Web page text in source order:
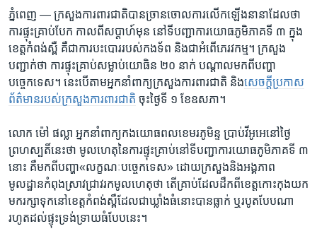
ស្វែង​ភ្នំពេញ — ក្រសួង​ការពារ​ជាតិ​បាន​ច្រាន​ចោល​ការ​លើក​ឡើង​នានា​ដែល​ថា​
ការ​ផ្ទុះ​គ្រាប់​បែក ​កាល​ពី​សប្តាហ៍​មុន​ នៅទី​បញ្ជាការ​យោធ​ភូមិភាគ​ទី ៣ ​ក្នុង​
ខេត្ត​កំពង់ស្ពឺ ​គឺ​ជា​ការ​បះបោរ​របស់​កងទ័ព ​និង​ជា​អំពើ​ភេរវ​កម្ម។ ​ក្រសួង​
បញ្ជាក់​ថា​ ការ​ផ្ទុះ​គ្រាប់​សម្លាប់​យោធិន​ ២០​ នាក់ ​បណ្តាល​មក​ពី​បញ្ហា​
បច្ចេកទេស។ ​នេះ​បើ​តាម​អ្នក​នាំពាក្យ​ក្រសួង​ការពារ​ជាតិ ​និង​សេចក្តី​ប្រកាស​
ព័ត៌មាន​របស់​ក្រសួង​ការពារ​ជាតិ ​ ចុះ​ថ្ងៃ​ទី​ ១ ​ខែ​ឧសភា។​
លោក ​ម៉ៅ ផល្លា ​អ្នក​នាំពាក្យ​កង​យោធពល​ខេមរ​ភូមិន្ទ ​ប្រាប់​វីអូអេ​នៅ​ថ្ងៃ​
ព្រហស្បតិ៍​នេះ​ថា​ មូលហេតុ​នៃ​ការ​ផ្ទុះ​គ្រាប់​នៅ​ទី​បញ្ជា​ការ​យោធ​ភូមិ​ភាគ​ទី ៣
​នោះ ​គឺ​មក​ពី​បញ្ហា​«លក្ខណៈ​បច្ចេកទេស»​ ដោយ​ក្រសួង​និង​អង្គភាព​
មូលដ្ឋាន​កំពុង​ស្រាវ​ជ្រាវ​រក​មូល​ហេតុ​ថា​ តើ​គ្រាប់​ដែល​ដឹក​ពី​ខេត្ត​កោះកុង​យក​
មក​រក្សា​ទុក​នៅ​ខេត្ត​កំពង់ស្ពឺ​ដែល​ជា​ឃ្លាំង​ធំ​នោះ​បាន​ធ្លាក់ ​ឬ​របូត​បែប​ណា​
រហូត​ដល់​ផ្ទុះ​ទ្រង់​ទ្រាយ​ធំ​បែប​នេះ។​